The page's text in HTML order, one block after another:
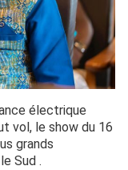
électrique
vol, le show du 16
grands
Sud .